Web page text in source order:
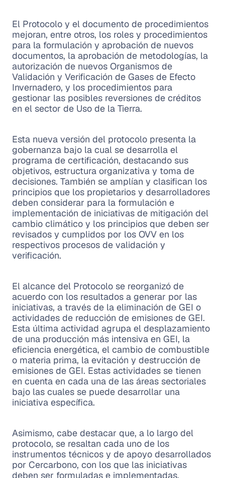
El Protocolo y el documento de procedimientos
mejoran, entre otros, los roles y procedimientos
para la formulación y aprobación de nuevos
documentos, la aprobación de metodologías, la
autorización de nuevos Organismos de
Validación y Verificación de Gases de Efecto
Invernadero, y los procedimientos para
gestionar las posibles reversiones de créditos
en el sector de Uso de la Tierra.
Esta nueva versión del protocolo presenta la
gobernanza bajo la cual se desarrolla el
programa de certificación, destacando sus
objetivos, estructura organizativa y toma de
decisiones. También se amplían y clasifican los
principios que los propietarios y desarrolladores
deben considerar para la formulación e
implementación de iniciativas de mitigación del
cambio climático y los principios que deben ser
revisados y cumplidos por los OVV en los
respectivos procesos de validación y
verificación.
El alcance del Protocolo se reorganizó de
acuerdo con los resultados a generar por las
iniciativas, a través de la eliminación de GEI o
actividades de reducción de emisiones de GEI.
Esta última actividad agrupa el desplazamiento
de una producción más intensiva en GEI, la
eficiencia energética, el cambio de combustible
o materia prima, la evitación y destrucción de
emisiones de GEI. Estas actividades se tienen
en cuenta en cada una de las áreas sectoriales
bajo las cuales se puede desarrollar una
iniciativa específica.
Asimismo, cabe destacar que, a lo largo del
protocolo, se resaltan cada uno de los
instrumentos técnicos y de apoyo desarrollados
por Cercarbono, con los que las iniciativas
deben ser formuladas e implementadas,